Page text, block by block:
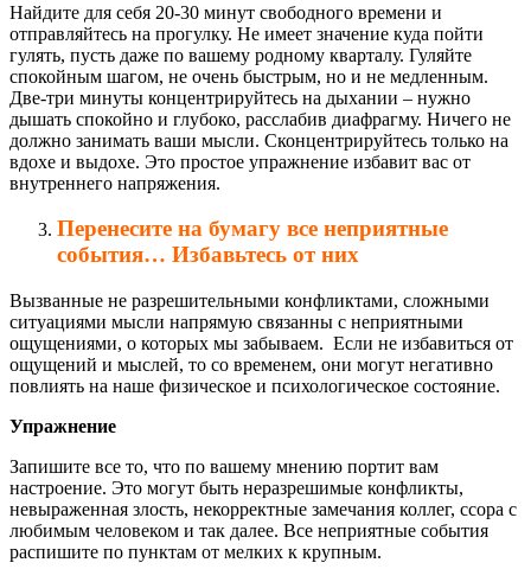
Найдите для себя 20-30 минут свободного времени и
отправляйтесь на прогулку. Не имеет значение куда пойти
гулять, пусть даже по вашему родному кварталу. Гуляйте
спокойным шагом, не очень быстрым, но и не медленным.
Две-три минуты концентрируйтесь на дыхании – нужно
дышать спокойно и глубоко, расслабив диафрагму. Ничего не
должно занимать ваши мысли. Сконцентрируйтесь только на
вдохе и выдохе. Это простое упражнение избавит вас от
внутреннего напряжения.
Перенесите на бумагу все неприятные
события… Избавьтесь от них
Вызванные не разрешительными конфликтами, сложными
ситуациями мысли напрямую связанны с неприятными
ощущениями, о которых мы забываем. Если не избавиться от
ощущений и мыслей, то со временем, они могут негативно
повлиять на наше физическое и психологическое состояние.
Упражнение
Запишите все то, что по вашему мнению портит вам
настроение. Это могут быть неразрешимые конфликты,
невыраженная злость, некорректные замечания коллег, ссора с
любимым человеком и так далее. Все неприятные события
распишите по пунктам от мелких к крупным.